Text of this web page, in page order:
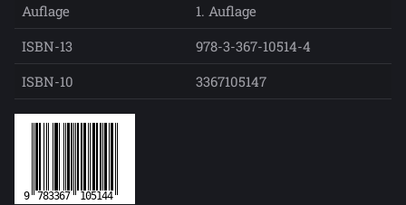
Auflage
1. Auflage
ISBN-13
978-3-367-10514-4
ISBN-10
3367105147